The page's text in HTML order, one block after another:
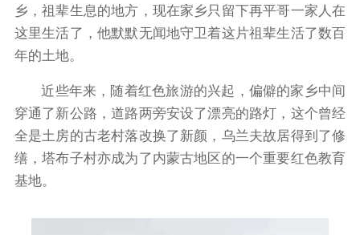
乡，祖辈生息的地方，现在家乡只留下再平哥一家人在
这里生活了，他默默无闻地守卫着这片祖辈生活了数百
年的土地。
近些年来，随着红色旅游的兴起，偏僻的家乡中间
穿通了新公路，道路两旁安设了漂亮的路灯，这个曾经
全是土房的古老村落改换了新颜，乌兰夫故居得到了修
缮，塔布子村亦成为了内蒙古地区的一个重要红色教育
基地。